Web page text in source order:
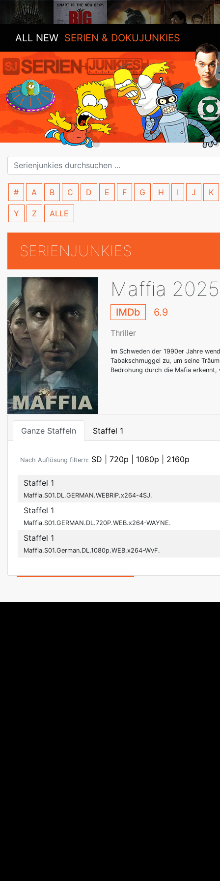
ALL NEW SERIEN & DOKUJUNKIES
# A B C D E F G H I J K
Y Z ALLE
SERIENJUNKIES
Maffia 2025
IMDb 6.9
Thriller
Im Schweden der 1990er Jahre
Tabakschmuggel zu, um seine
Bedrohung durch die Mafia
Ganze Staffeln Staffel 1
Nach Auflösung filtern: SD 720p 1080p 2160p
Staffel 1
Maffia.S01.DL.GERMAN.WEBRiP.x264-4SJ.
Staffel 1
Maffia.S01.GERMAN.DL.720P.WEB.x264-WAYNE.
Staffel 1
Maffia.S01.German.DL.1080p.WEB.x264-WvF.